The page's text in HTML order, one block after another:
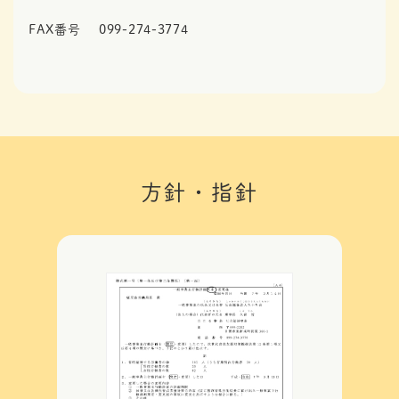
FAX番号 099-274-3774
方針・指針